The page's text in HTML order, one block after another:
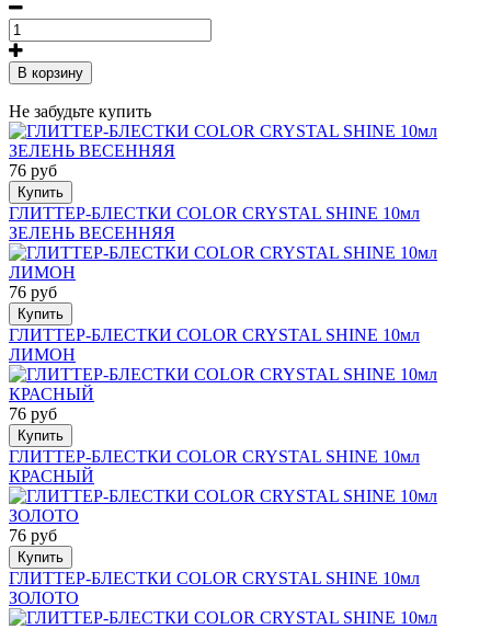
В корзину
Не забудьте купить
76 руб
Купить
ГЛИТТЕР-БЛЕСТКИ COLOR CRYSTAL SHINE 10мл
ЗЕЛЕНЬ ВЕСЕННЯЯ
76 руб
Купить
ГЛИТТЕР-БЛЕСТКИ COLOR CRYSTAL SHINE 10мл
ЛИМОН
76 руб
Купить
ГЛИТТЕР-БЛЕСТКИ COLOR CRYSTAL SHINE 10мл
КРАСНЫЙ
76 руб
Купить
ГЛИТТЕР-БЛЕСТКИ COLOR CRYSTAL SHINE 10мл
ЗОЛОТО